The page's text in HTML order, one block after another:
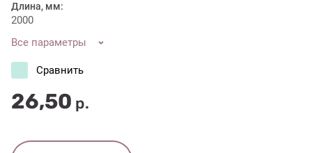
Длина, мм:
2000
Все параметры
26,50 р.
Сравнить